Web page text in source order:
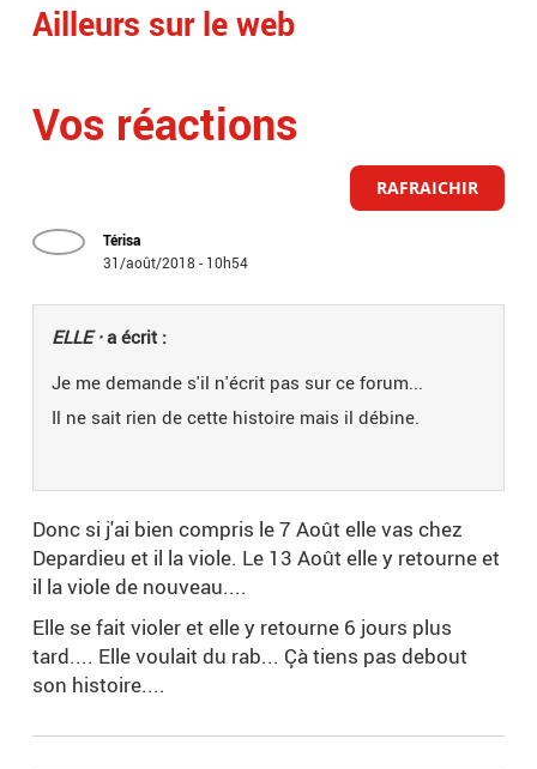
Ailleurs sur le web
Vos réactions
RAFRAICHIR
Térisa
31/août/2018 - 10h54
ELLE ·a écrit :
Je me demande s'il n'écrit pas sur ce forum...
Il ne sait rien de cette histoire mais il débine.
Donc si j'ai bien compris le 7 Août elle vas chez
Depardieu et il la viole. Le 13 Août elle y retourne et
il la viole de nouveau....
Elle se fait violer et elle y retourne 6 jours plus
tard.... Elle voulait du rab... Çà tiens pas debout
son histoire....